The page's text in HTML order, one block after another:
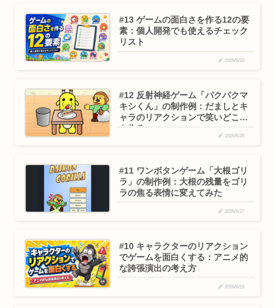
#13 ゲームの面白さを作る12の要
素：個人開発でも使えるチェック
リスト
2026/6/24
#12 反射神経ゲーム「パクパクマ
キシくん」の制作例：だましとキ
ャラのリアクションで笑いどころ
を作る
2026/6/20
#11 ワンボタンゲーム「大根ゴリ
ラ」の制作例：大根の残量をゴリ
ラの焦る表情に変えてみた
2026/6/17
#10 キャラクターのリアクション
でゲームを面白くする：アニメ的
な誇張演出の考え方
2026/6/15